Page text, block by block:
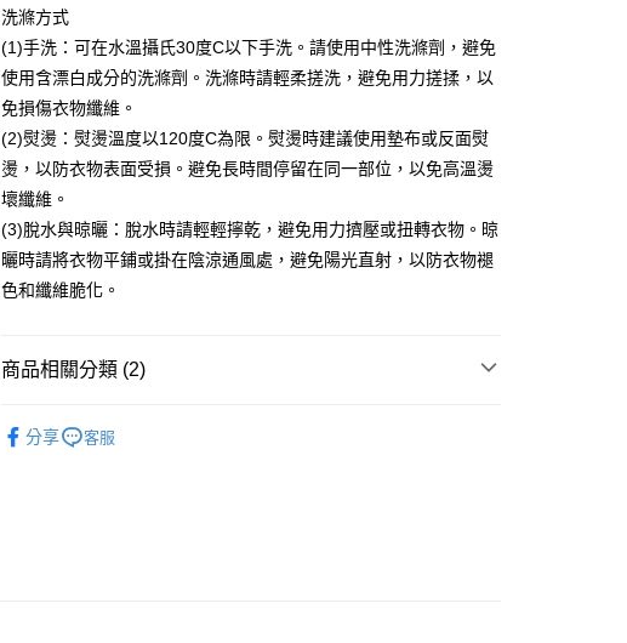
運送方式
付款後全家取貨
每筆NT$80，滿NT$399(含以上)免運費
付款後7-11取貨
宅配到府
每筆NT$80，滿NT$888(含以上)免運費
每筆NT$80，滿NT$888(含以上)免運費
洗滌方式
(1)手洗：可在水溫攝氏30度C以下手洗。請使用中性洗滌劑，避免
使用含漂白成分的洗滌劑。洗滌時請輕柔搓洗，避免用力搓揉，以
免損傷衣物纖維。
(2)熨燙：熨燙溫度以120度C為限。熨燙時建議使用墊布或反面熨
燙，以防衣物表面受損。避免長時間停留在同一部位，以免高溫燙
壞纖維。
(3)脫水與晾曬：脫水時請輕輕擰乾，避免用力擠壓或扭轉衣物。晾
曬時請將衣物平鋪或掛在陰涼通風處，避免陽光直射，以防衣物褪
色和纖維脆化。
商品相關分類 (2)
分享 客服